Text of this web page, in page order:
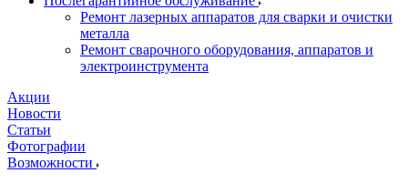
Ремонт лазерных аппаратов для сварки и очистки
металла
Ремонт сварочного оборудования, аппаратов и
электроинструмента
Акции
Новости
Статьи
Фотографии
Возможности